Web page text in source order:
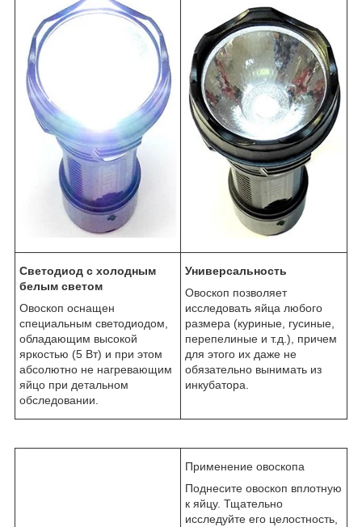
Светодиод с холодным
белым светом
Овоскоп оснащен
специальным светодиодом,
обладающим высокой
яркостью (5 Вт) и при этом
абсолютно не нагревающим
яйцо при детальном
обследовании.
Универсальность
Овоскоп позволяет
исследовать яйца любого
размера (куриные, гусиные,
перепелиные и т.д.), причем
для этого их даже не
обязательно вынимать из
инкубатора.
Применение овоскопа
Поднесите овоскоп вплотную
к яйцу. Тщательно
исследуйте его целостность,